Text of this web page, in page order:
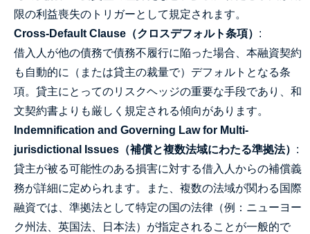
限の利益喪失のトリガーとして規定されます。
Cross-Default Clause（クロスデフォルト条項） :
借入人が他の債務で債務不履行に陥った場合、本融資契約
も自動的に（または貸主の裁量で）デフォルトとなる条
項。貸主にとってのリスクヘッジの重要な手段であり、和
文契約書よりも厳しく規定される傾向があります。
Indemnification and Governing Law for Multi-
jurisdictional Issues（補償と複数法域にわたる準拠法） :
貸主が被る可能性のある損害に対する借入人からの補償義
務が詳細に定められます。また、複数の法域が関わる国際
融資では、準拠法として特定の国の法律（例：ニューヨー
ク州法、英国法、日本法）が指定されることが一般的で